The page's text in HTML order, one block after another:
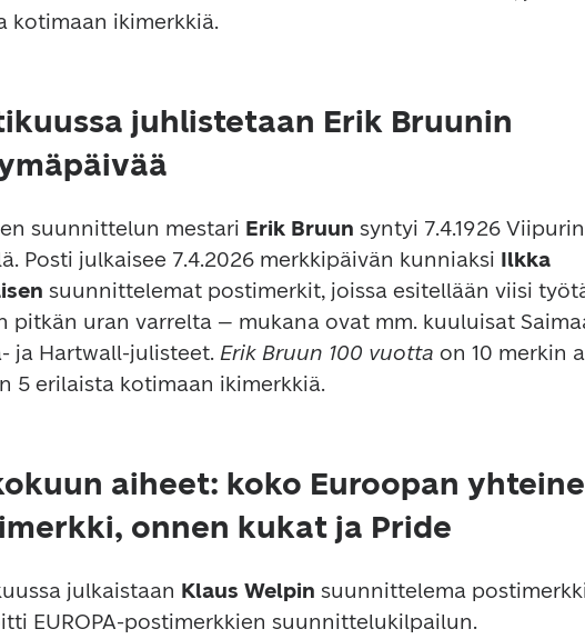
kotimaan ikimerkkiä.
juhlistetaan Erik Bruunin
suunnittelun mestari Erik Bruun syntyi 7.4.1926 Viipurin
Posti julkaisee 7.4.2026 merkkipäivän kunniaksi Ilkka
suunnittelemat postimerkit, joissa esitellään viisi
pitkän uran varrelta – mukana ovat mm. kuuluisat
ja Hartwall-julisteet. Erik Bruun 100 vuotta on 10 merkin
5 erilaista kotimaan ikimerkkiä.
aiheet: koko Euroopan
onnen kukat ja Pride
julkaistaan Klaus Welpin suunnittelema
EUROPA-postimerkkien suunnittelukilpailun.